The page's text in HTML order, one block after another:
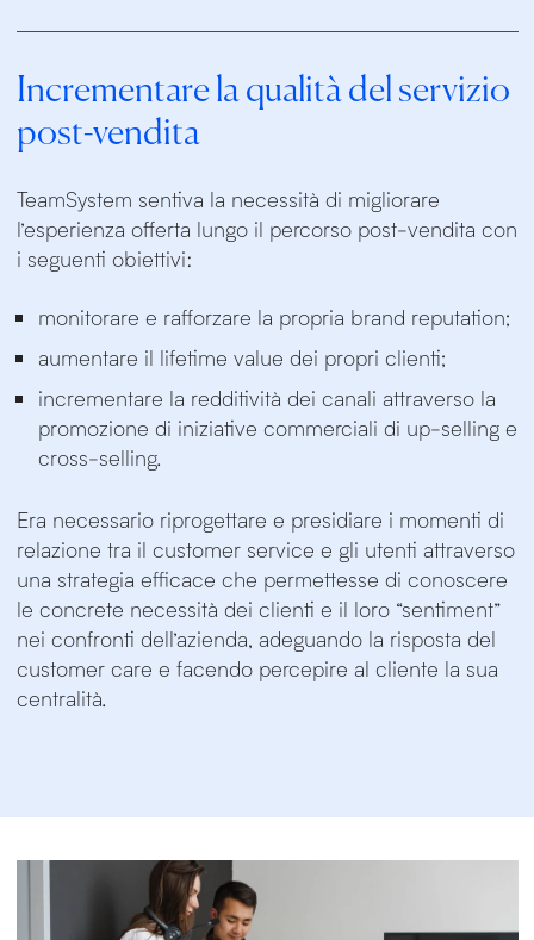
Incrementare la qualità del servizio
post-vendita
TeamSystem sentiva la necessità di migliorare
l’esperienza offerta lungo il percorso post-vendita con
i seguenti obiettivi:
monitorare e rafforzare la propria brand reputation;
aumentare il lifetime value dei propri clienti;
incrementare la redditività dei canali attraverso la
promozione di iniziative commerciali di up-selling e
cross-selling.
Era necessario riprogettare e presidiare i momenti di
relazione tra il customer service e gli utenti attraverso
una strategia efficace che permettesse di conoscere
le concrete necessità dei clienti e il loro “sentiment”
nei confronti dell’azienda, adeguando la risposta del
customer care e facendo percepire al cliente la sua
centralità.